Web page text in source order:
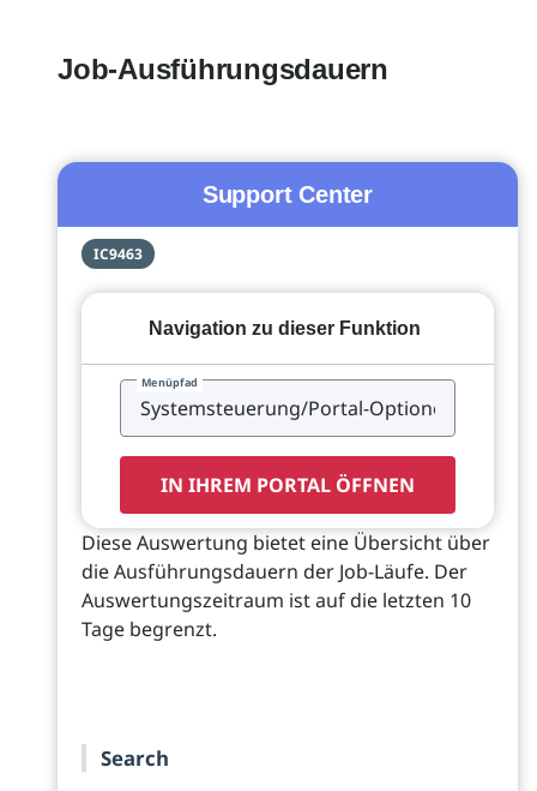
Job-Ausführungsdauern
Support Center
IC9463
Navigation zu dieser Funktion
Menüpfad
IN IHREM PORTAL ÖFFNEN
Diese Auswertung bietet eine Übersicht über
die Ausführungsdauern der Job-Läufe. Der
Auswertungszeitraum ist auf die letzten 10
Tage begrenzt.
Search